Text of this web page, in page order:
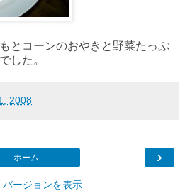
とコーンのおやきと野菜たっぷ
した。
2008
›
ホーム
バージョンを表示